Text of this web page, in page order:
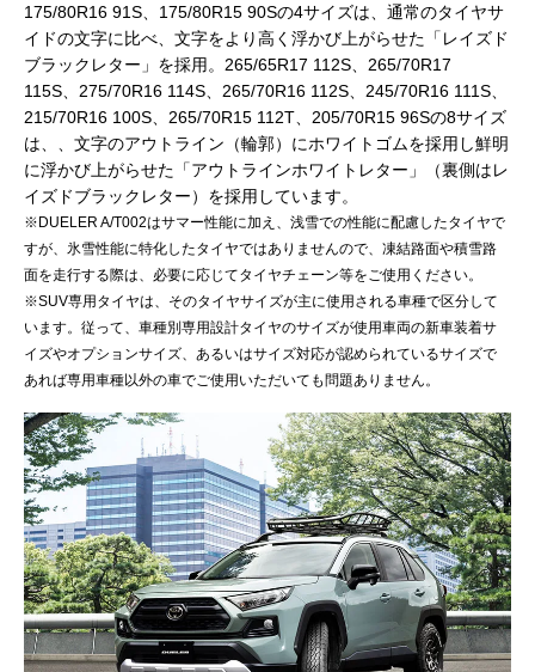
175/80R16 91S、175/80R15 90Sの4サイズは、通常のタイヤサ
イドの文字に比べ、文字をより高く浮かび上がらせた「レイズド
ブラックレター」を採用。265/65R17 112S、265/70R17
115S、275/70R16 114S、265/70R16 112S、245/70R16 111S、
215/70R16 100S、265/70R15 112T、205/70R15 96Sの8サイズ
は、、文字のアウトライン（輪郭）にホワイトゴムを採用し鮮明
に浮かび上がらせた「アウトラインホワイトレター」（裏側はレ
イズドブラックレター）を採用しています。
※DUELER A/T002はサマー性能に加え、浅雪での性能に配慮したタイヤで
すが、氷雪性能に特化したタイヤではありませんので、凍結路面や積雪路
面を走行する際は、必要に応じてタイヤチェーン等をご使用ください。
※SUV専用タイヤは、そのタイヤサイズが主に使用される車種で区分して
います。従って、車種別専用設計タイヤのサイズが使用車両の新車装着サ
イズやオプションサイズ、あるいはサイズ対応が認められているサイズで
あれば専用車種以外の車でご使用いただいても問題ありません。